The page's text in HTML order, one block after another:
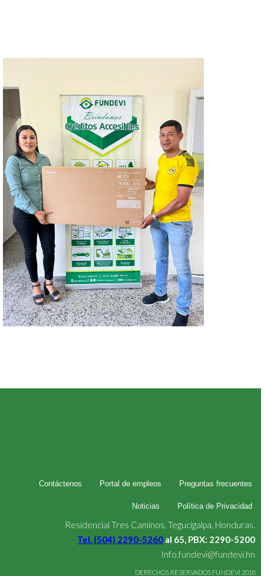
Contáctenos Portal de empleos Preguntas frecuentes
Noticias Política de Privacidad
Residencial Tres Caminos, Tegucigalpa, Honduras.
Tel. (504) 2290-5260 al 65, PBX: 2290-5200
Info.fundevi@fundevi.hn
DERECHOS RESERVADOS FUNDEVI 2018